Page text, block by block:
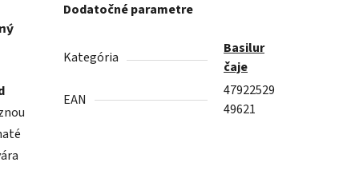
Dodatočné parametre
Kategória
Basilur
čaje
EAN
47922529
49621